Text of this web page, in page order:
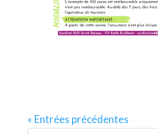
« Entrées précédentes